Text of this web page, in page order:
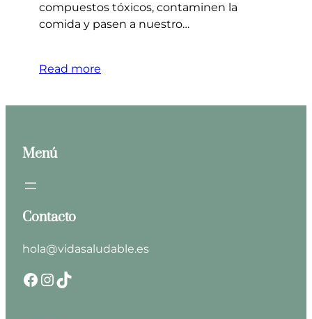
compuestos tóxicos, contaminen la
comida y pasen a nuestro…
Read more
Menú
Contacto
hola@vidasaludable.es
Facebook InstagramTikTok